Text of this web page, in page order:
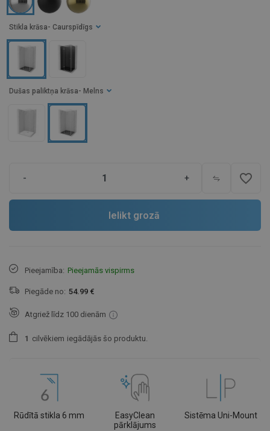
Stikla krāsa - Caurspīdīgs
Dušas paliktņa krāsa - Melns
- + favorite_border
Ielikt grozā
Pieejamība: Pieejamās vispirms
Piegāde no: 54.99 €
Atgriež līdz 100 dienām
1 cilvēkiem iegādājās šo produktu.
Rūdītā stikla 6 mm
EasyClean
pārklājums
Sistēma Uni-Mount